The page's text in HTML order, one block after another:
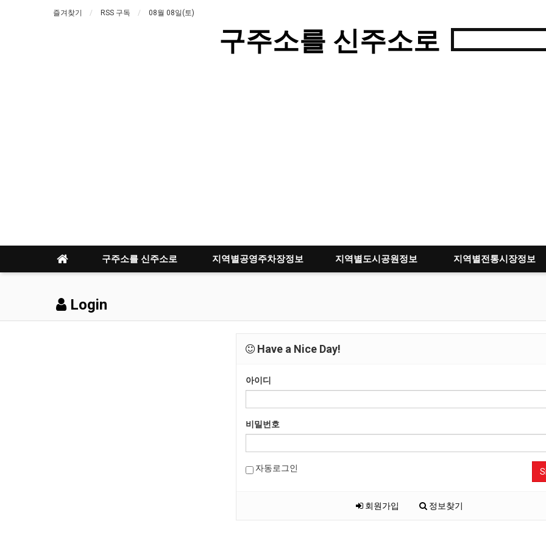
즐겨찾기 RSS 구독 08월 08일(토)
구주소를 신주소로
구주소를 신주소로 지역별공영주차장정보 지역별도시공원정보 지역별전통시장정보
Login
Have a Nice Day!
아이디
비밀번호
자동로그인
회원가입 정보찾기